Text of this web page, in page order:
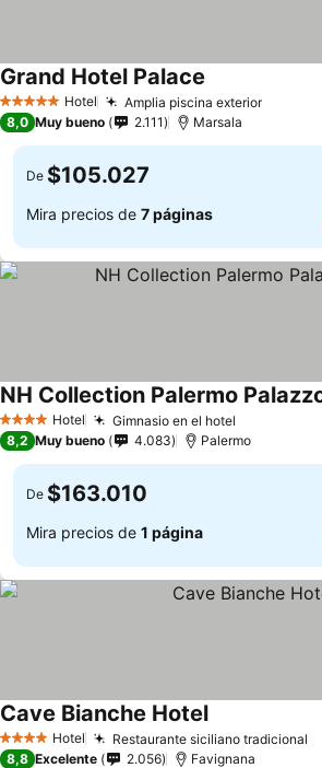
5 Estrellas Hotel Amplia piscina exteriorVer
Grand Hotel Palace
8,0 Muy bueno 2.111 Marsala
De $105.027
Mira precios de 7 páginas
4 EstrellasHotel Gimnasio en el hotel
NH Collection Palermo
8,2 Muy bueno 4.083 Palermo
De $163.010
Mira precios de 1 página
4 EstrellasHotel Restaurante siciliano tradicional
Cave Bianche HotelVer precios
8,8 Excelente 2.056 Favignana